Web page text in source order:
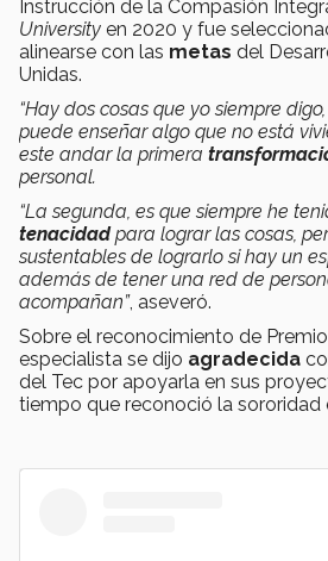
Instrucción de la Compasión
University en 2020 y fue
alinearse con las metas del
Unidas.
“Hay dos cosas que yo siempre
puede enseñar algo que no está
este andar la primera
personal.
“La segunda, es que siempre he
tenacidadpara lograr las cosas,
sustentables de lograrlo si hay un
además de tener una red de
acompañan”, aseveró.
Sobre el reconocimiento de
especialista se dijo agradecida
del Tec por apoyarla en sus
tiempo que reconoció la sororidad